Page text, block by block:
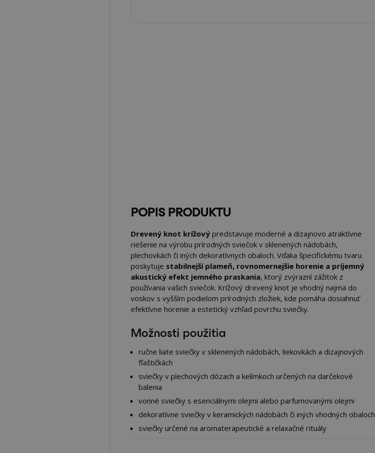
POPIS PRODUKTU
Drevený knot krížový predstavuje moderné a dizajnovo atraktívne
riešenie na výrobu prírodných sviečok v sklenených nádobách,
plechovkách či iných dekoratívnych obaloch. Vďaka špecifickému tvaru
poskytuje stabilnejší plameň, rovnomernejšie horenie a príjemný
akustický efekt jemného praskania, ktorý zvýrazní zážitok z
používania vašich sviečok. Krížový drevený knot je vhodný najmä do
voskov s vyšším podielom prírodných zložiek, kde pomáha dosiahnuť
efektívne horenie a estetický vzhľad povrchu sviečky.
Možnosti použitia
ručne liate sviečky v sklenených nádobách, liekovkách a dizajnových
fľaštičkách
sviečky v plechových dózach a kelímkoch určených na darčekové
balenia
vonné sviečky s esenciálnymi olejmi alebo parfumovanými olejmi
dekoratívne sviečky v keramických nádobách či iných vhodných obaloch
sviečky určené na aromaterapeutické a relaxačné rituály